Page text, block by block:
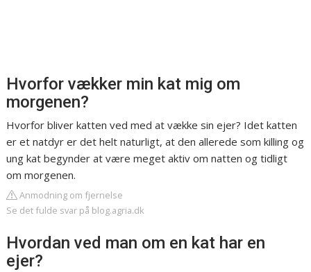
Hvorfor vækker min kat mig om
morgenen?
Hvorfor bliver katten ved med at vække sin ejer? Idet katten
er et natdyr er det helt naturligt, at den allerede som killing og
ung kat begynder at være meget aktiv om natten og tidligt
om morgenen.
Anmodning om fjernelse
Se det fulde svar på blog.agria.dk
Hvordan ved man om en kat har en
ejer?